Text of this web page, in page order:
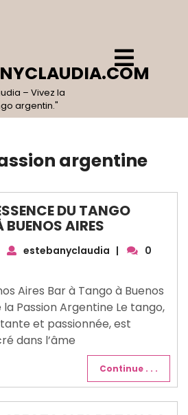
– Vivez la
argentin."
Open
Menu
argentine
DU TANGO
AIRES
estebanyclaudia |
0
Aires Bar à Tango à Buenos
la Passion Argentine Le tango,
et passionnée, est
dans l’âme
Continue . . .